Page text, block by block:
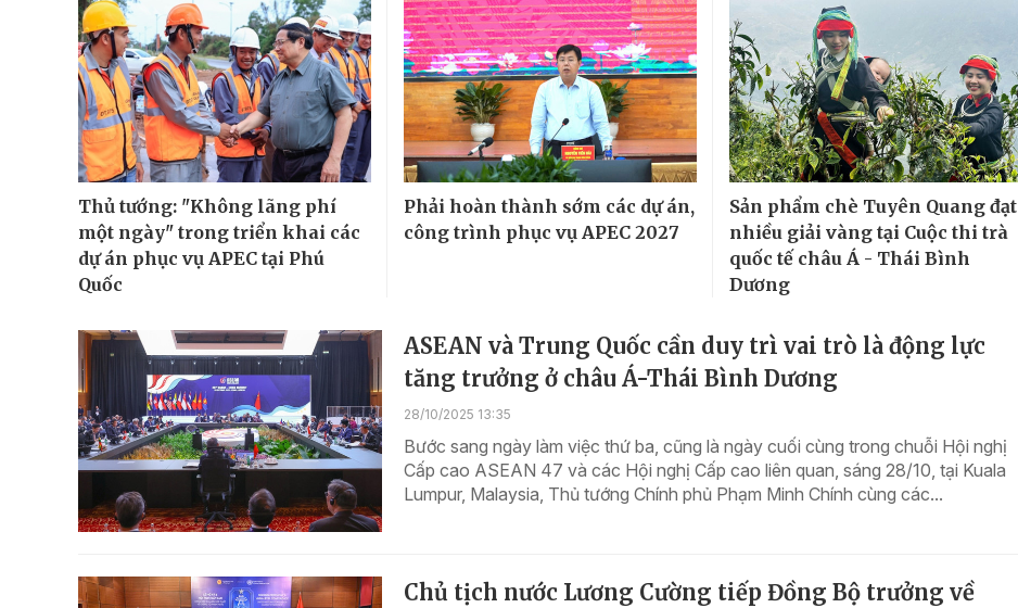
Thủ tướng: "Không lãng phí
một ngày" trong triển khai các
dự án phục vụ APEC tại Phú
Quốc
Phải hoàn thành sớm các dự án,
công trình phục vụ APEC 2027​
Sản phẩm chè Tuyên Quang đạt
nhiều giải vàng tại Cuộc thi trà
quốc tế châu Á - Thái Bình
Dương
ASEAN và Trung Quốc cần duy trì vai trò là động lực
tăng trưởng ở châu Á-Thái Bình Dương
28/10/2025 13:35
Bước sang ngày làm việc thứ ba, cũng là ngày cuối cùng trong chuỗi Hội nghị
Cấp cao ASEAN 47 và các Hội nghị Cấp cao liên quan, sáng 28/10, tại Kuala
Lumpur, Malaysia, Thủ tướng Chính phủ Phạm Minh Chính cùng các...
Chủ tịch nước Lương Cường tiếp Đồng Bộ trưởng về